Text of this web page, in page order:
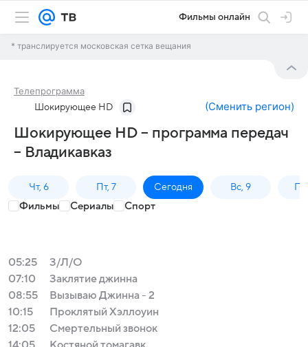
Фильмы онлайн
* транслируется московская сетка вещания
Телепрограмма
Шокирующее HD (Сменить регион)
Шокирующее HD – программа передач
– Владикавказ
Чт, 6 Пт, 7 Сегодня Вс, 9
Фильмы Сериалы Спорт
05:25
З/Л/О
07:10
Заклятие джинна
08:55
Вызываю Джинна - 2
10:15
Проклятый Хэллоуин
12:05
Смертельный звонок